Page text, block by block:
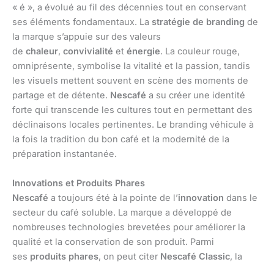
« é », a évolué au fil des décennies tout en conservant
ses éléments fondamentaux. La stratégie de branding de
la marque s’appuie sur des valeurs
de chaleur, convivialité et énergie. La couleur rouge,
omniprésente, symbolise la vitalité et la passion, tandis
les visuels mettent souvent en scène des moments de
partage et de détente. Nescafé a su créer une identité
forte qui transcende les cultures tout en permettant des
déclinaisons locales pertinentes. Le branding véhicule à
la fois la tradition du bon café et la modernité de la
préparation instantanée.
Innovations et Produits Phares
Nescafé a toujours été à la pointe de l’innovation dans le
secteur du café soluble. La marque a développé de
nombreuses technologies brevetées pour améliorer la
qualité et la conservation de son produit. Parmi
ses produits phares, on peut citer Nescafé Classic, la